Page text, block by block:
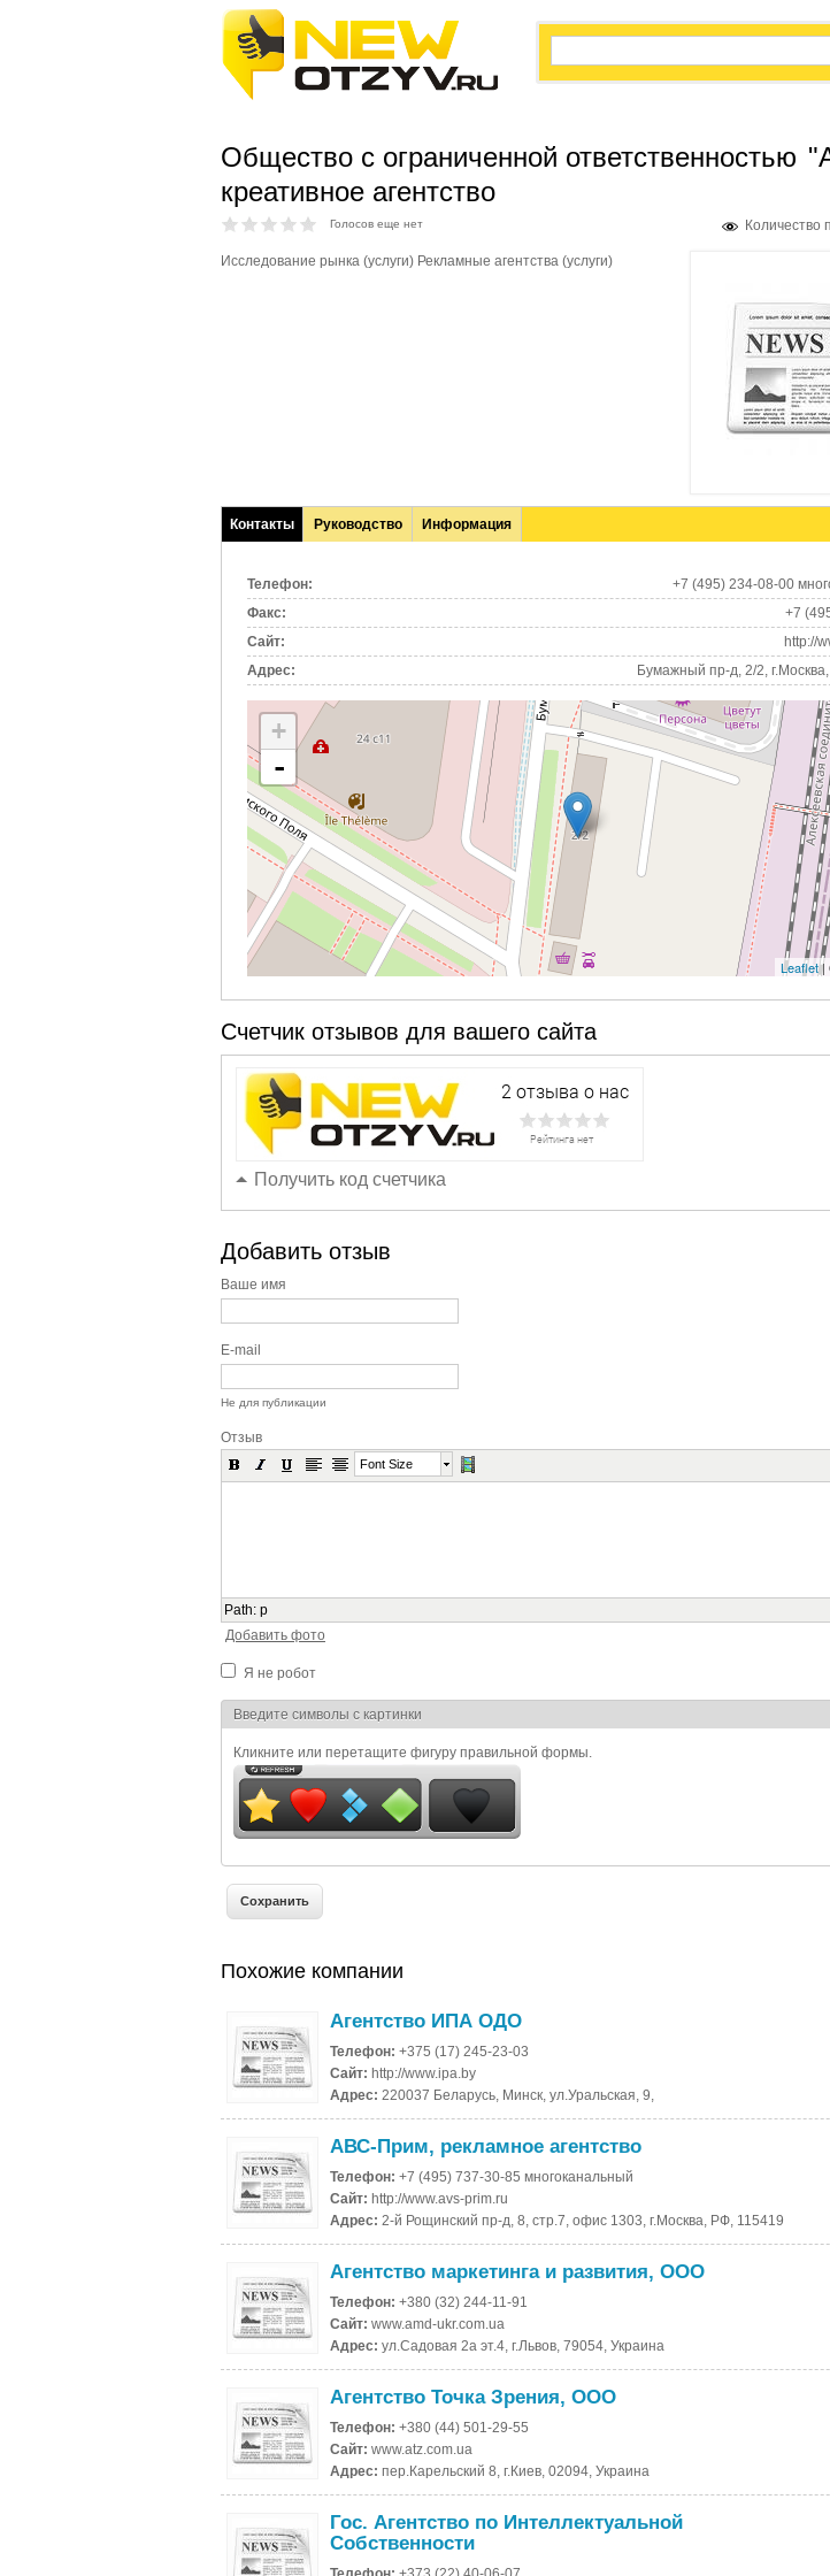
Общество с ограниченной ответственностью
креативное агентство
Количество
Голосов еще нет
Исследование рынка (услуги) Рекламные агентства (услуги)
Контакты
(активная
Руководство Информация
Телефон:
+7 (495) 234-08-00
Факс:
+7
Сайт:
http://
Адрес:
Бумажный пр-д, 2/2,
+
-
Leaflet|
Счетчик отзывов для вашего сайта
Получить код счетчика
Добавить отзыв
Ваше имя
E-mail
Не для публикации
Отзыв
Font Size
Path: p
Добавить фото
Я не робот
Я спамер
Введите символы с картинки
Кликните или перетащите фигуру правильной формы.
Похожие компании
Агентство ИПА ОДО
Телефон: +375 (17) 245-23-03
Сайт: http://www.ipa.by
Адрес: 220037 Беларусь, Минск, ул.Уральская, 9,
АВС-Прим, рекламное агентство
Телефон: +7 (495) 737-30-85 многоканальный
Сайт: http://www.avs-prim.ru
Адрес: 2-й Рощинский пр-д, 8, стр.7, офис 1303, г.Москва, РФ, 115419
Агентство маркетинга и развития, ООО
Телефон: +380 (32) 244-11-91
Сайт: www.amd-ukr.com.ua
Адрес: ул.Садовая 2а эт.4, г.Львов, 79054, Украина
Агентство Точка Зрения, ООО
Телефон: +380 (44) 501-29-55
Сайт: www.atz.com.ua
Адрес: пер.Карельский 8, г.Киев, 02094, Украина
Гос. Агентство по Интеллектуальной
Собственности